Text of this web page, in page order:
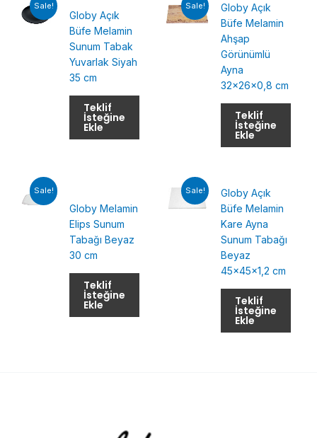
Sale!
Globy Açık
Büfe Melamin
Sunum Tabak
Yuvarlak Siyah
35 cm
Teklif
İsteğine
Ekle
Sale!
Globy Açık
Büfe Melamin
Ahşap
Görünümlü
Ayna
32x26x0,8 cm
Teklif
İsteğine
Ekle
Sale!
Globy Melamin
Elips Sunum
Tabağı Beyaz
30 cm
Teklif
İsteğine
Ekle
Sale!
Globy Açık
Büfe Melamin
Kare Ayna
Sunum Tabağı
Beyaz
45x45x1,2 cm
Teklif
İsteğine
Ekle